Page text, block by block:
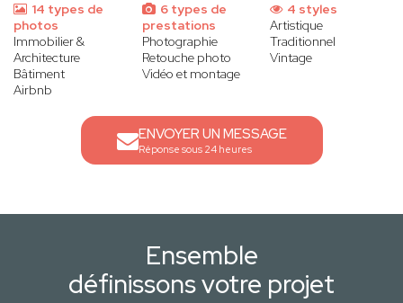
14 types de
photos
Immobilier &
Architecture
Bâtiment
Airbnb
6 types de
prestations
Photographie
Retouche photo
Vidéo et montage
4 styles
Artistique
Traditionnel
Vintage
ENVOYER UN MESSAGE
Réponse sous 24 heures
Ensemble
définissons votre projet